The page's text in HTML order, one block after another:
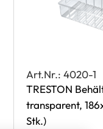
Art.Nr.: 4020-1
TRESTON
transparent,
Stk.)